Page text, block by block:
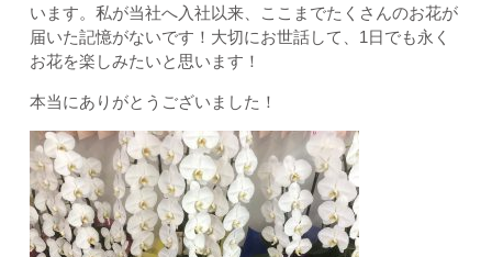
います。私が当社へ入社以来、ここまでたくさんのお花が
届いた記憶がないです！大切にお世話して、1日でも永く
お花を楽しみたいと思います！
本当にありがとうございました！